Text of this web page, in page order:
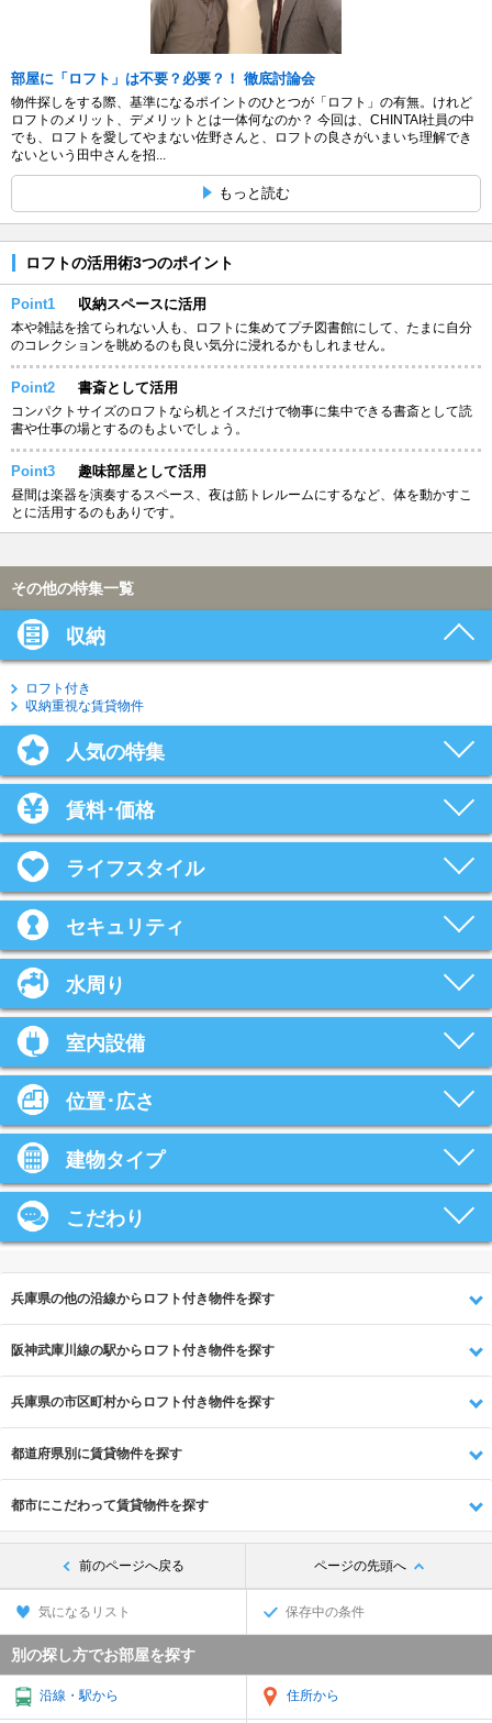
部屋に「ロフト」は不要？必要？！ 徹底討論会
物件探しをする際、基準になるポイントのひとつが「ロフト」の有無。けれど
ロフトのメリット、デメリットとは一体何なのか？ 今回は、CHINTAI社員の中
でも、ロフトを愛してやまない佐野さんと、ロフトの良さがいまいち理解でき
ないという田中さんを招...
もっと読む
ロフトの活用術3つのポイント
Point1 収納スペースに活用
本や雑誌を捨てられない人も、ロフトに集めてプチ図書館にして、たまに自分
のコレクションを眺めるのも良い気分に浸れるかもしれません。
Point2 書斎として活用
コンパクトサイズのロフトなら机とイスだけで物事に集中できる書斎として読
書や仕事の場とするのもよいでしょう。
Point3 趣味部屋として活用
昼間は楽器を演奏するスペース、夜は筋トレルームにするなど、体を動かすこ
とに活用するのもありです。
その他の特集一覧
収納
ロフト付き
収納重視な賃貸物件
人気の特集
賃料･価格
ライフスタイル
セキュリティ
水周り
室内設備
位置･広さ
建物タイプ
こだわり
兵庫県の他の沿線からロフト付き物件を探す
阪神武庫川線の駅からロフト付き物件を探す
兵庫県の市区町村からロフト付き物件を探す
都道府県別に賃貸物件を探す
都市にこだわって賃貸物件を探す
前のページへ戻る ページの先頭へ
気になるリスト 保存中の条件
別の探し方でお部屋を探す
沿線・駅から 住所から